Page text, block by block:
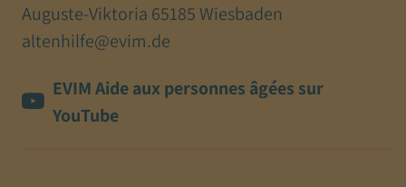
Auguste-Viktoria 65185 Wiesbaden
altenhilfe@evim.de
EVIM Aide aux personnes âgées sur
YouTube